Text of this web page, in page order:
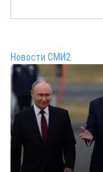
Новости СМИ2